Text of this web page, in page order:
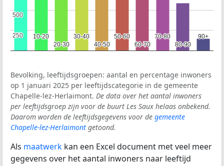
10-20
10-20
20-30
20-30
30-40
30-40
40-50
40-50
50-60
50-60
60-70
60-70
70-80
70-80
80-90
80-90
90+
90+
250
250
500
500
Bevolking, leeftijdsgroepen: aantal en percentage inwoners
op 1 januari 2025 per leeftijdscategorie in de gemeente
Chapelle-lez-Herlaimont. De data over het aantal inwoners
per leeftijdsgroep zijn voor de buurt Les Saux helaas onbekend.
Daarom worden de leeftijdsgegevens voor de gemeente
Chapelle-lez-Herlaimont getoond.
Als maatwerk kan een Excel document met veel meer
gegevens over het aantal inwoners naar leeftijd